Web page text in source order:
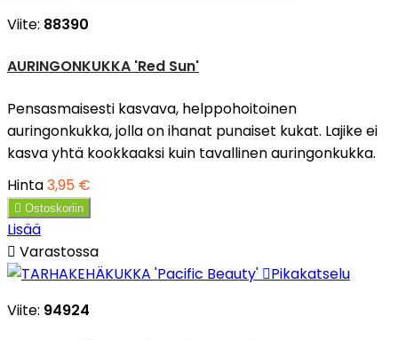
Viite: 88390
AURINGONKUKKA 'Red Sun'
Pensasmaisesti kasvava, helppohoitoinen
auringonkukka, jolla on ihanat punaiset kukat. Lajike ei
kasva yhtä kookkaaksi kuin tavallinen auringonkukka.
Hinta3,95 €
 Ostoskoriin
Lisää
 Varastossa
Pikakatselu
Viite: 94924